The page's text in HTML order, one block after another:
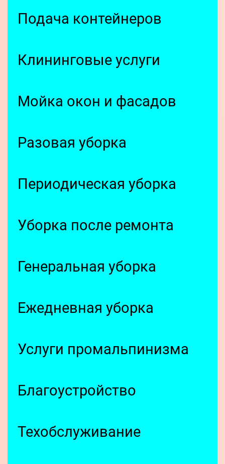
Подача контейнеров
Клининговые услуги
Мойка окон и фасадов
Разовая уборка
Периодическая уборка
Уборка после ремонта
Генеральная уборка
Ежедневная уборка
Услуги промальпинизма
Благоустройство
Техобслуживание